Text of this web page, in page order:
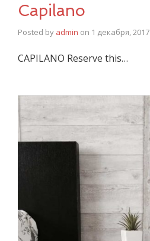
Capilano
Posted by admin on 1 декабря, 2017
CAPILANO Reserve this…